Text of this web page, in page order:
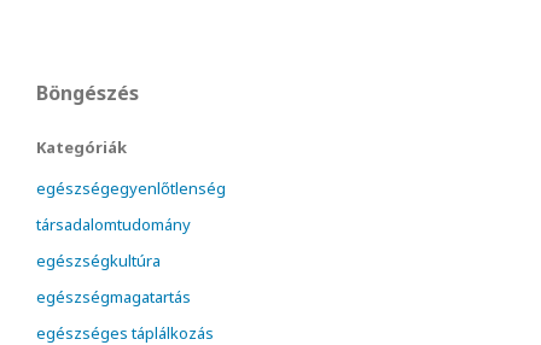
Böngészés
Kategóriák
egészségegyenlőtlenség
társadalomtudomány
egészségkultúra
egészségmagatartás
egészséges táplálkozás